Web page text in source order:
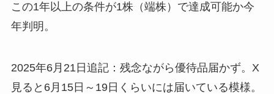
この1年以上の条件が1株（端株）で達成可能か今
年判明。
2025年6月21日追記：残念ながら優待品届かず。X
見ると6月15日～19日くらいには届いている模様。